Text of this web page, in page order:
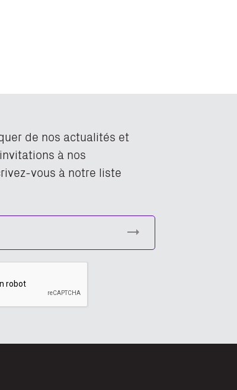
de nos actualités et
à nos
vous à notre liste